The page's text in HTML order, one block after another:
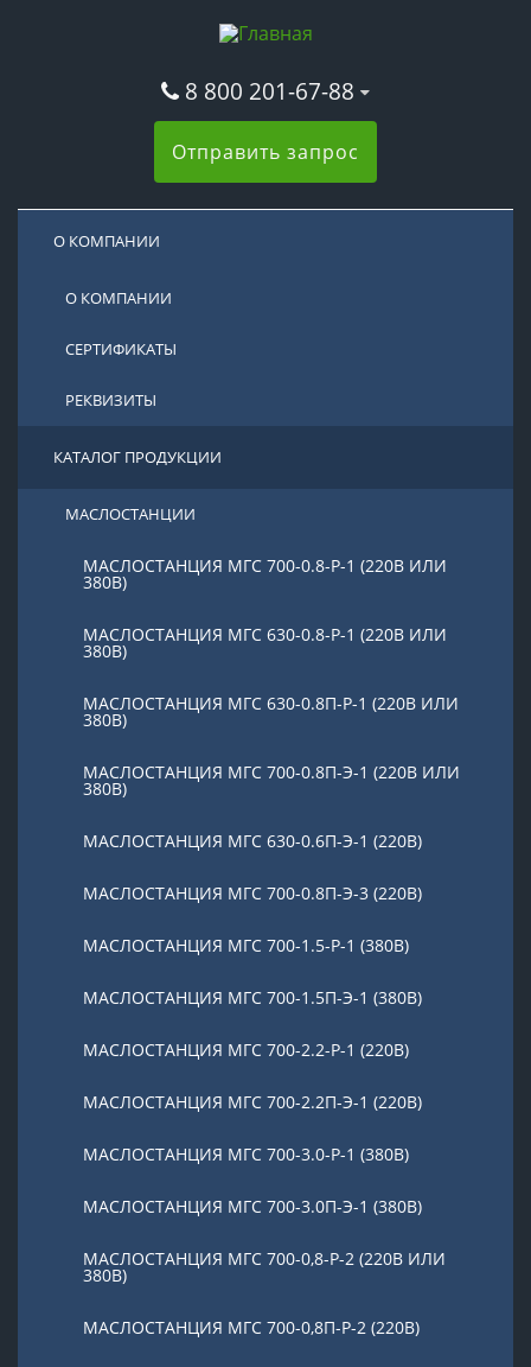
8 800 201-67-88
Отправить запрос
О КОМПАНИИ
О КОМПАНИИ
СЕРТИФИКАТЫ
РЕКВИЗИТЫ
КАТАЛОГ ПРОДУКЦИИ
МАСЛОСТАНЦИИ
МАСЛОСТАНЦИЯ МГС 700-0.8-Р-1 (220В ИЛИ
380В)
МАСЛОСТАНЦИЯ МГС 630-0.8-Р-1 (220В ИЛИ
380В)
МАСЛОСТАНЦИЯ МГС 630-0.8П-Р-1 (220В ИЛИ
380В)
МАСЛОСТАНЦИЯ МГС 700-0.8П-Э-1 (220В ИЛИ
380В)
МАСЛОСТАНЦИЯ МГС 630-0.6П-Э-1 (220В)
МАСЛОСТАНЦИЯ МГС 700-0.8П-Э-3 (220В)
МАСЛОСТАНЦИЯ МГС 700-1.5-Р-1 (380В)
МАСЛОСТАНЦИЯ МГС 700-1.5П-Э-1 (380В)
МАСЛОСТАНЦИЯ МГС 700-2.2-Р-1 (220В)
МАСЛОСТАНЦИЯ МГС 700-2.2П-Э-1 (220В)
МАСЛОСТАНЦИЯ МГС 700-3.0-Р-1 (380В)
МАСЛОСТАНЦИЯ МГС 700-3.0П-Э-1 (380В)
МАСЛОСТАНЦИЯ МГС 700-0,8-Р-2 (220В ИЛИ
380В)
МАСЛОСТАНЦИЯ МГС 700-0,8П-Р-2 (220В)